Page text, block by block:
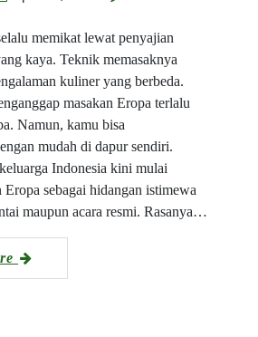
memikat lewat penyajian
kaya. Teknik memasaknya
kuliner yang berbeda.
masakan Eropa terlalu
Namun, kamu bisa
mudah di dapur sendiri.
Indonesia kini mulai
sebagai hidangan istimewa
maupun acara resmi. Rasanya…